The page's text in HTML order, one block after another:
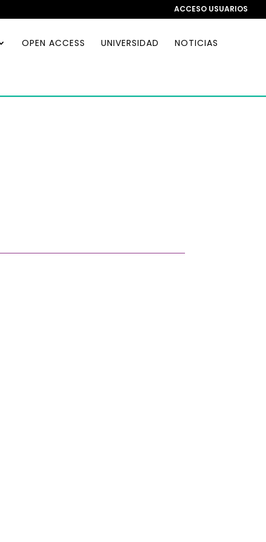
ACCESO USUARIOS
OPEN ACCESS UNIVERSIDAD NOTICIAS